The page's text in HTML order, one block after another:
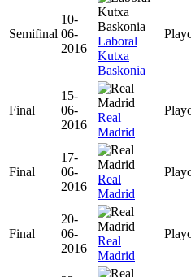
Semifinal
10-
06-
2016
Laboral
Kutxa
Baskonia
Final
15-
06-
2016
Real
Madrid
Final
17-
06-
2016
Real
Madrid
Final
20-
06-
2016
Real
Madrid